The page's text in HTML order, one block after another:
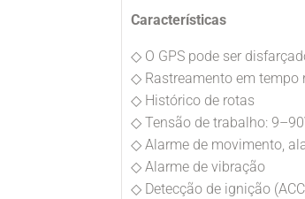
Características
◇ O GPS pode ser
◇ Rastreamento em tempo
◇ Histórico de rotas
◇ Tensão de trabalho:
◇ Alarme de movimento,
◇ Alarme de vibração
◇ Detecção de ignição